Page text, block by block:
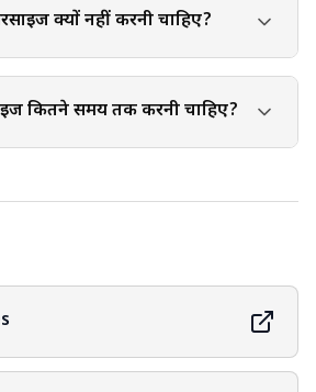
नहीं हो सकती हैं।
क्यों नहीं करनी चाहिए?
कितने समय तक करनी चाहिए?